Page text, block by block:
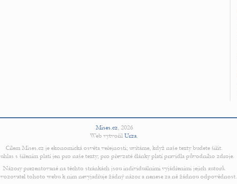
Mises.cz, 2026
Web vytvořil Urza.
Cílem Mises.cz je ekonomická osvěta veřejnosti; uvítáme, když naše texty budete šířit.
s šířením platí jen pro naše texty; pro převzaté články platí pravidla původního zdroje.
Názory prezentované na těchto stránkách jsou individuálními vyjádřeními jejich autorů.
tohoto webu k nim nevyjadřuje žádný názor a nenese za ně žádnou odpovědnost.